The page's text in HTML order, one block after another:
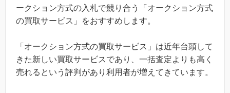
ークション方式の入札で競り合う「オークション方式
の買取サービス」をおすすめします。
「オークション方式の買取サービス」は近年台頭して
きた新しい買取サービスであり、一括査定よりも高く
売れるという評判があり利用者が増えてきています。